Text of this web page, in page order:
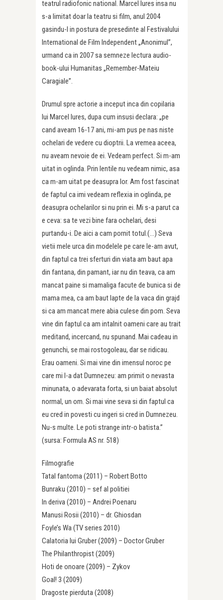
teatrul radiofonic national. Marcel Iures insa nu
s-a limitat doar la teatru si film, anul 2004
gasindu-l in postura de presedinte al Festivalului
International de Film Independent „Anonimul”,
urmand ca in 2007 sa semneze lectura audio-
book-ului Humanitas „Remember-Mateiu
Caragiale”.
Drumul spre actorie a inceput inca din copilaria
lui Marcel Iures, dupa cum insusi declara: „pe
cand aveam 16-17 ani, mi-am pus pe nas niste
ochelari de vedere cu dioptrii. La vremea aceea,
nu aveam nevoie de ei. Vedeam perfect. Si m-am
uitat in oglinda. Prin lentile nu vedeam nimic, asa
ca m-am uitat pe deasupra lor. Am fost fascinat
de faptul ca imi vedeam reflexia in oglinda, pe
deasupra ochelarilor si nu prin ei. Mi s-a parut ca
e ceva: sa te vezi bine fara ochelari, desi
purtandu-i. De aici a cam pornit totul.(…) Seva
vietii mele urca din modelele pe care le-am avut,
din faptul ca trei sferturi din viata am baut apa
din fantana, din pamant, iar nu din teava, ca am
mancat paine si mamaliga facute de bunica si de
mama mea, ca am baut lapte de la vaca din grajd
si ca am mancat mere abia culese din pom. Seva
vine din faptul ca am intalnit oameni care au trait
meditand, incercand, nu spunand. Mai cadeau in
genunchi, se mai rostogoleau, dar se ridicau.
Erau oameni. Si mai vine din imensul noroc pe
care mi l-a dat Dumnezeu: am primit o nevasta
minunata, o adevarata forta, si un baiat absolut
normal, un om. Si mai vine seva si din faptul ca
eu cred in povesti cu ingeri si cred in Dumnezeu.
Nu-s multe. Le poti strange intr-o batista.”
(sursa: Formula AS nr. 518)
Filmografie
Tatal fantoma (2011) – Robert Botto
Bunraku (2010) – sef al politiei
In deriva (2010) – Andrei Poenaru
Manusi Rosii (2010) – dr. Ghiosdan
Foyle’s Wa (TV series 2010)
Calatoria lui Gruber (2009) – Doctor Gruber
The Philanthropist (2009)
Hoti de onoare (2009) – Zykov
Goal! 3 (2009)
Dragoste pierduta (2008)